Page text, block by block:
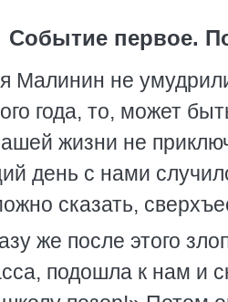
Событие первое.
Малинин не
года, то, может
жизни не
день с нами
сказать,
же после этого
подошла к нам